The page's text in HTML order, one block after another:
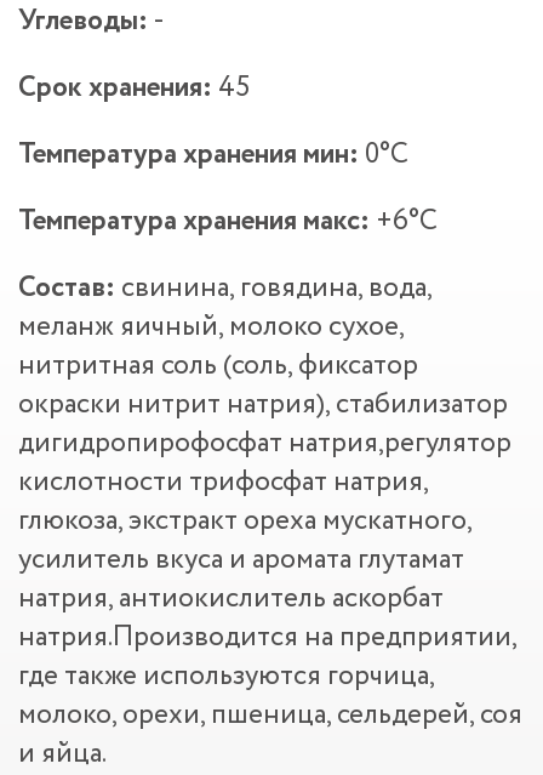
Углеводы: -
Срок хранения: 45
Температура хранения мин: 0°С
Температура хранения макс: +6°С
Состав: свинина, говядина, вода,
меланж яичный, молоко сухое,
нитритная соль (соль, фиксатор
окраски нитрит натрия), стабилизатор
дигидропирофосфат натрия,регулятор
кислотности трифосфат натрия,
глюкоза, экстракт ореха мускатного,
усилитель вкуса и аромата глутамат
натрия, антиокислитель аскорбат
натрия.Производится на предприятии,
где также используются горчица,
молоко, орехи, пшеница, сельдерей, соя
и яйца.